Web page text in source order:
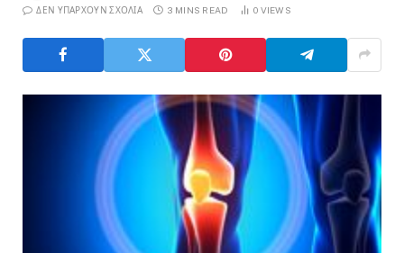
ΔΕΝ ΥΠΆΡΧΟΥΝ ΣΧΌΛΙΑ 3 MINS READ 0 VIEWS